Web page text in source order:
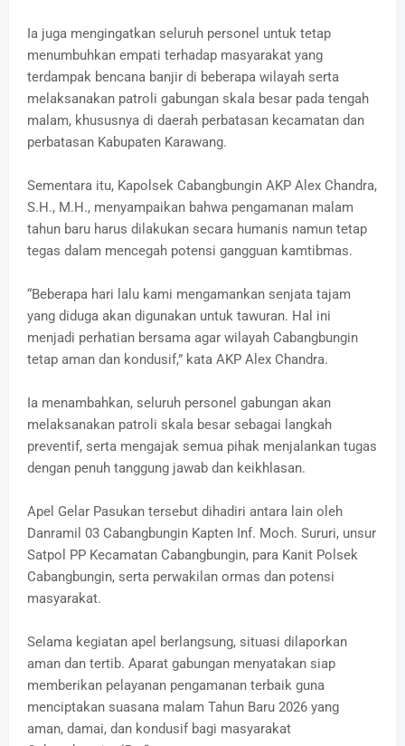
Ia juga mengingatkan seluruh personel untuk tetap
menumbuhkan empati terhadap masyarakat yang
terdampak bencana banjir di beberapa wilayah serta
melaksanakan patroli gabungan skala besar pada tengah
malam, khususnya di daerah perbatasan kecamatan dan
perbatasan Kabupaten Karawang.
Sementara itu, Kapolsek Cabangbungin AKP Alex Chandra,
S.H., M.H., menyampaikan bahwa pengamanan malam
tahun baru harus dilakukan secara humanis namun tetap
tegas dalam mencegah potensi gangguan kamtibmas.
“Beberapa hari lalu kami mengamankan senjata tajam
yang diduga akan digunakan untuk tawuran. Hal ini
menjadi perhatian bersama agar wilayah Cabangbungin
tetap aman dan kondusif,” kata AKP Alex Chandra.
Ia menambahkan, seluruh personel gabungan akan
melaksanakan patroli skala besar sebagai langkah
preventif, serta mengajak semua pihak menjalankan tugas
dengan penuh tanggung jawab dan keikhlasan.
Apel Gelar Pasukan tersebut dihadiri antara lain oleh
Danramil 03 Cabangbungin Kapten Inf. Moch. Sururi, unsur
Satpol PP Kecamatan Cabangbungin, para Kanit Polsek
Cabangbungin, serta perwakilan ormas dan potensi
masyarakat.
Selama kegiatan apel berlangsung, situasi dilaporkan
aman dan tertib. Aparat gabungan menyatakan siap
memberikan pelayanan pengamanan terbaik guna
menciptakan suasana malam Tahun Baru 2026 yang
aman, damai, dan kondusif bagi masyarakat